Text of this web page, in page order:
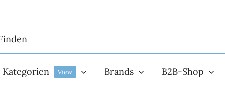
Kategorien View Brands B2B-Shop